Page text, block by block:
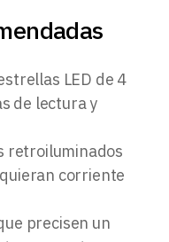
LED de 4
de lectura y
retroiluminados
corriente
precisen un